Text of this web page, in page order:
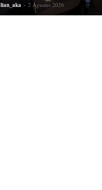
lian_aka - 2 Agustus 2026